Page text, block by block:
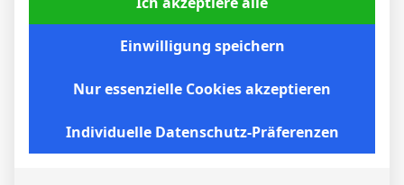
BVB – Netradio: Das Webradio von Borussia
Dortmund live
Einwilligung speichern
Nur essenzielle Cookies akzeptieren
Individuelle Datenschutz-Präferenzen